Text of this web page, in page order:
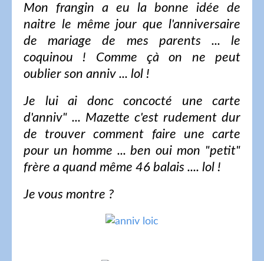
Mon frangin a eu la bonne idée de
naitre le même jour que l'anniversaire
de mariage de mes parents ... le
coquinou ! Comme çà on ne peut
oublier son anniv ... lol !
Je lui ai donc concocté une carte
d'anniv" ... Mazette c'est rudement dur
de trouver comment faire une carte
pour un homme ... ben oui mon "petit"
frère a quand même 46 balais .... lol !
Je vous montre ?